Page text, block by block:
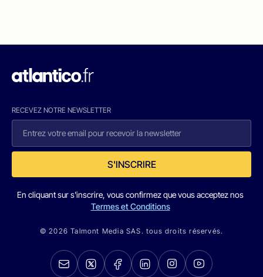
RECEVEZ NOTRE NEWSLETTER
S'INSCRIRE
En cliquant sur s'inscrire, vous confirmez que vous acceptez nos
Termes et Conditions
© 2026 Talmont Media SAS. tous droits réservés.